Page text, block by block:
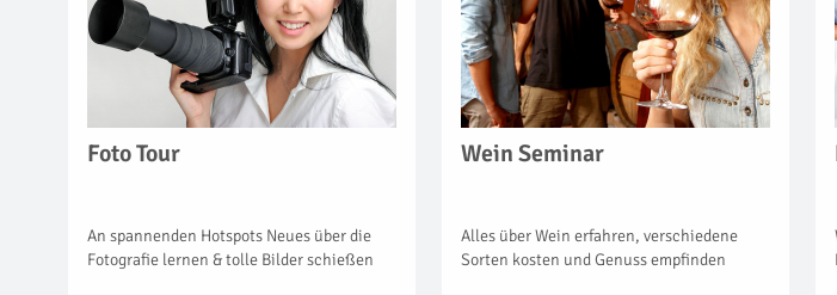
Foto Tour
An spannenden Hotspots Neues über die
Fotografie lernen & tolle Bilder schießen
Wein Seminar
Alles über Wein erfahren, verschiedene
Sorten kosten und Genuss empfinden